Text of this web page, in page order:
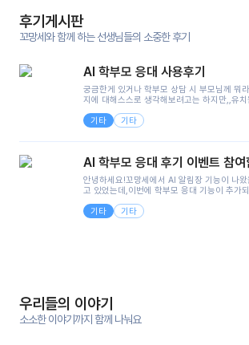
후기게시판
꼬망세와 함께 하는 선생님들의 소중한 후기
AI 학부모 응대 사용후기
궁금한게 있거나 학부모 상담 시 부모님께 뭐
지에 대해스스로 생각해보려고는 하지만,,유
려니 어려울때가...^^(저만 그런거 아니죠 ㅜㅜ
피티나 제미나이는 몇세이고 여자인지 남자
정보를 제공하면서 물어봐야할 때가 있어그때
으셔서 고민이 됐는데ai 학부모 응대를 써볼 수
면..)그리고 제가 신입 때 이게 있었더라면 ㅜㅜ
좋은거 같아요지금은 그래도 아이들이 잘 이
말 어려워서 항상다른 선생님들께 도움을 요
쓸 때도 좀 도움이 되는 거 같아요!
기타 기타
AI 학부모 응대 후기 이벤트 참여
안녕하세요!꼬망세에서 AI 알림장 기능이 나
고 있었는데,이번에 학부모 응대 기능이 추가
님 응대에 더 많은 부담을 느끼고 있습니다 ㅠ
겪은 일과 학부모님께 전달드렸던 내용을 함
을 많이 하는데,꼬망봇 덕분에 고민하는 시간
안심시킬 수 있었습니다.이 부분은 꼬망봇이
입니다.학부모님께 전화를 드리기 전에, 내용
성 있는 교사가 되어 대화를 나눌 수 있었습니
기타 기타
우리들의 이야기
소소한 이야기까지 함께 나눠요